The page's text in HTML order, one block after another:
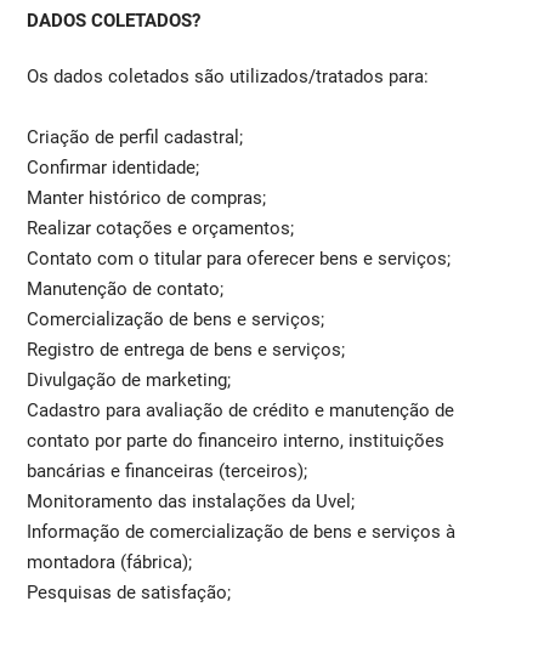
DADOS COLETADOS?
Os dados coletados são utilizados/tratados para:
Criação de perfil cadastral;
Confirmar identidade;
Manter histórico de compras;
Realizar cotações e orçamentos;
Contato com o titular para oferecer bens e serviços;
Manutenção de contato;
Comercialização de bens e serviços;
Registro de entrega de bens e serviços;
Divulgação de marketing;
Cadastro para avaliação de crédito e manutenção de
contato por parte do financeiro interno, instituições
bancárias e financeiras (terceiros);
Monitoramento das instalações da Uvel;
Informação de comercialização de bens e serviços à
montadora (fábrica);
Pesquisas de satisfação;